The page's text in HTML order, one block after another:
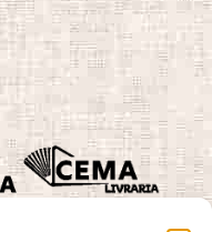
Desenvolvimento
Espiritual